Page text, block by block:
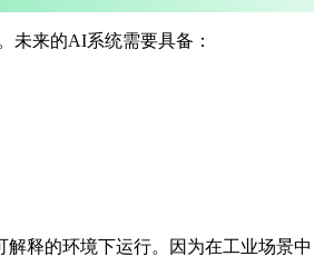
未来的AI系统需要具备：
释的环境下运行。因为在工业场景中